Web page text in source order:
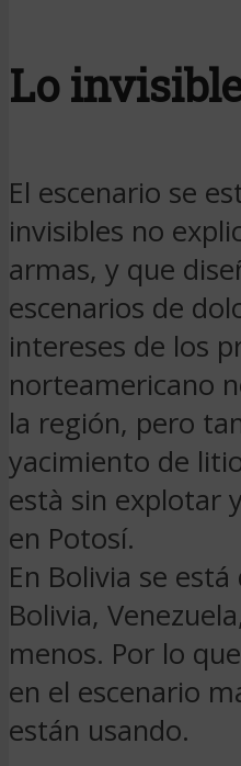
Lo
El escenario se
invisibles no
armas, y que
escenarios de
intereses de los
norteamericano
la región, pero
yacimiento de
està sin explotar
en Potosí.
En Bolivia se
Bolivia,
menos. Por lo
en el escenario
están usando.